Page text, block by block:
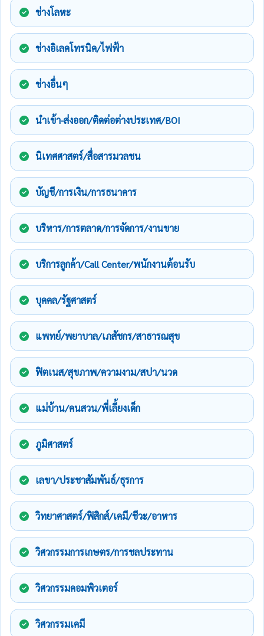
ช่างโลหะ
ช่างอิเลคโทรนิค/ไฟฟ้า
ช่างอื่นๆ
นำเข้า-ส่งออก/ติดต่อต่างประเทศ/BOI
นิเทศศาสตร์/สื่อสารมวลชน
บัญชี/การเงิน/การธนาคาร
บริหาร/การตลาด/การจัดการ/งานขาย
บริการลูกค้า/Call Center/พนักงานต้อนรับ
บุคคล/รัฐศาสตร์
แพทย์/พยาบาล/เภสัชกร/สาธารณสุข
ฟิตเนส/สุขภาพ/ความงาม/สปา/นวด
แม่บ้าน/คนสวน/พี่เลี้ยงเด็ก
ภูมิศาสตร์
เลขา/ประชาสัมพันธ์/ธุรการ
วิทยาศาสตร์/ฟิสิกส์/เคมี/ชีวะ/อาหาร
วิศวกรรมการเกษตร/การชลประทาน
วิศวกรรมคอมพิวเตอร์
วิศวกรรมเคมี